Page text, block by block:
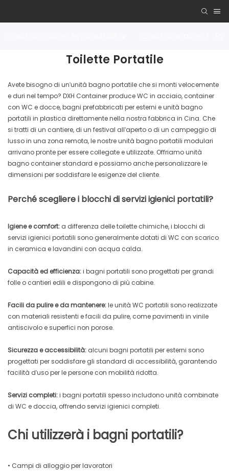
Toilette Portatile
Avete bisogno di un'unità bagno portatile che si monti velocemente
e duri nel tempo? DXH Container produce WC in acciaio, container
con WC e docce, bagni prefabbricati per esterni e unità bagno
portatili in plastica direttamente nella nostra fabbrica in Cina. Che
si tratti di un cantiere, di un festival all'aperto o di un campeggio di
lusso in una zona remota, le nostre unità bagno portatili modulari
arrivano pronte per essere collegate e utilizzate. Offriamo unità
bagno container standard e possiamo anche personalizzare le
dimensioni per soddisfare le esigenze del cliente.
Perché scegliere i blocchi di servizi igienici portatili?
Igiene e comfort: a differenza delle toilette chimiche, i blocchi di
servizi igienici portatili sono generalmente dotati di WC con scarico
in ceramica e lavandini con acqua calda.
Capacità ed efficienza:i bagni portatili sono progettati per grandi
folle o cantieri edili e dispongono di più cabine.
Facili da pulire e da mantenere:le unità WC portatili sono realizzate
con materiali resistenti e facili da pulire, come pavimenti in vinile
antiscivolo e superfici non porose.
Sicurezza e accessibilità: alcuni bagni portatili per esterni sono
progettati per soddisfare gli standard di accessibilità, garantendo
facilità d'uso per le persone con mobilità ridotta.
Servizi completi:i bagni portatili spesso includono unità combinate
di WC e doccia, offrendo servizi igienici completi.
Chi utilizzerà i bagni portatili?
• Campi di alloggio per lavoratori